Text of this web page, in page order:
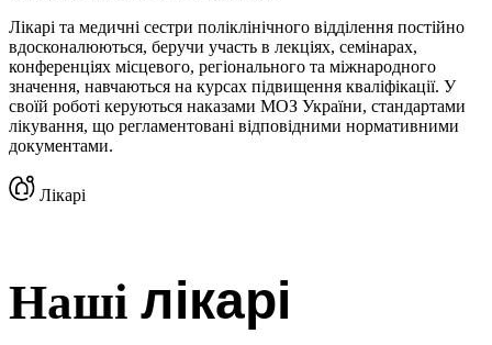
Лікарі та медичні сестри поліклінічного відділення постійно
вдосконалюються, беручи участь в лекціях, семінарах,
конференціях місцевого, регіонального та міжнародного
значення, навчаються на курсах підвищення кваліфікації. У
своїй роботі керуються наказами МОЗ України, стандартами
лікування, що регламентовані відповідними нормативними
документами.
Лікарі
Наші лікарі